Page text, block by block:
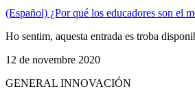
(Español) ¿Por qué los educadores son el
Ho sentim, aquesta entrada es troba
12 de novembre 2020
GENERAL INNOVACIÓN